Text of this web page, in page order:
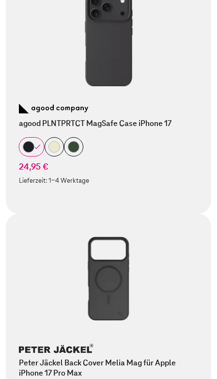
agood PLNTPRTCT MagSafe Case iPhone 17
24,95 €
Lieferzeit:1-4 Werktage
Peter Jäckel Back Cover Melia Mag für Apple
iPhone 17 Pro Max